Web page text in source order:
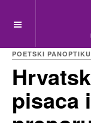
POETSKI
pisaca